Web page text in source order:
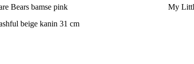
Bears bamse pink My
beige kanin 31 cm